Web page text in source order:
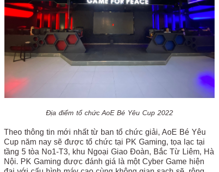
Địa điểm tổ chức AoE Bé Yêu Cup 2022
Theo thông tin mới nhất từ ban tổ chức giải, AoE Bé Yêu
Cup năm nay sẽ được tổ chức tại PK Gaming, tọa lạc tại
tầng 5 tòa No1-T3, khu Ngoại Giao Đoàn, Bắc Từ Liêm, Hà
Nội. PK Gaming được đánh giá là một Cyber Game hiện